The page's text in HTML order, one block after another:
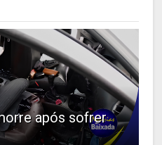
após sofrer